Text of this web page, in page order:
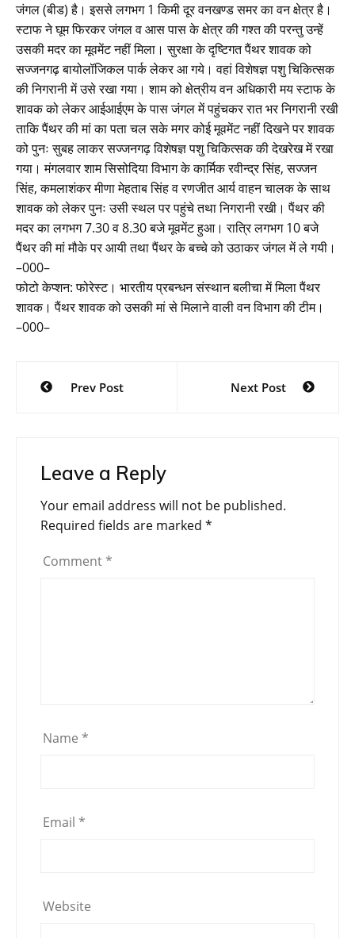
जंगल (बीड) है। इससे लगभग 1 किमी दूर वनखण्ड समर का वन क्षेत्र है।
स्टाफ ने घूम फिरकर जंगल व आस पास के क्षेत्र की गश्त की परन्तु उन्हें
उसकी मदर का मूवमेंट नहीं मिला। सुरक्षा के दृष्टिगत पैंथर शावक को
सज्जनगढ़ बायोलॉजिकल पार्क लेकर आ गये। वहां विशेषज्ञ पशु चिकित्सक
की निगरानी में उसे रखा गया। शाम को क्षेत्रीय वन अधिकारी मय स्टाफ के
शावक को लेकर आईआईएम के पास जंगल में पहुंचकर रात भर निगरानी रखी
ताकि पैंथर की मां का पता चल सके मगर कोई मूवमेंट नहीं दिखने पर शावक
को पुनः सुबह लाकर सज्जनगढ़ विशेषज्ञ पशु चिकित्सक की देखरेख में रखा
गया। मंगलवार शाम सिसोदिया विभाग के कार्मिक रवीन्द्र सिंह, सज्जन
सिंह, कमलाशंकर मीणा मेहताब सिंह व रणजीत आर्य वाहन चालक के साथ
शावक को लेकर पुनः उसी स्थल पर पहुंचे तथा निगरानी रखी। पैंथर की
मदर का लगभग 7.30 व 8.30 बजे मूवमेंट हुआ। रात्रि लगभग 10 बजे
पैंथर की मां मौके पर आयी तथा पैंथर के बच्चे को उठाकर जंगल में ले गयी।
–000–
फोटो केप्शन: फोरेस्ट। भारतीय प्रबन्धन संस्थान बलीचा में मिला पैंथर
शावक। पैंथर शावक को उसकी मां से मिलाने वाली वन विभाग की टीम।
–000–
Post
navigation
Prev Post Next Post
Leave a Reply
Your email address will not be published.
Required fields are marked *
Comment *
Name *
Email *
Website